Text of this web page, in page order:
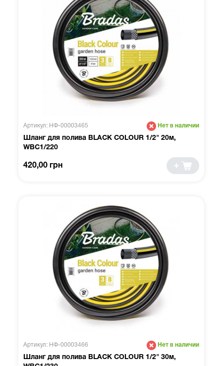
Артикул: НФ-00003465 Нет в наличии
Шланг для полива BLACK COLOUR 1/2" 20м,
WBC1/220
420,00 грн
Артикул: НФ-00003466 Нет в наличии
Шланг для полива BLACK COLOUR 1/2" 30м,